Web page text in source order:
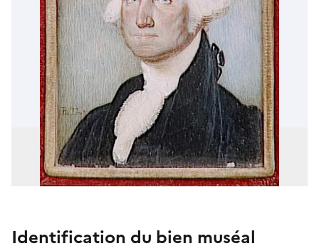
Identification du bien muséal